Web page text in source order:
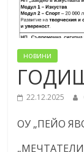
новини
22.12.2025
ОУ „ПЕЙО